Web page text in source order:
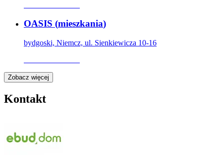
OASIS (mieszkania)
bydgoski, Niemcz, ul. Sienkiewicza 10-16
Zobacz więcej
Kontakt